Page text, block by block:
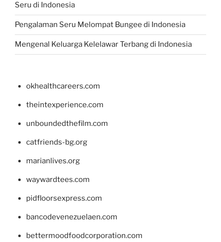
Seru di Indonesia
Pengalaman Seru Melompat Bungee di Indonesia
Mengenal Keluarga Kelelawar Terbang di Indonesia
okhealthcareers.com
theintexperience.com
unboundedthefilm.com
catfriends-bg.org
marianlives.org
waywardtees.com
pidfloorsexpress.com
bancodevenezuelaen.com
bettermoodfoodcorporation.com